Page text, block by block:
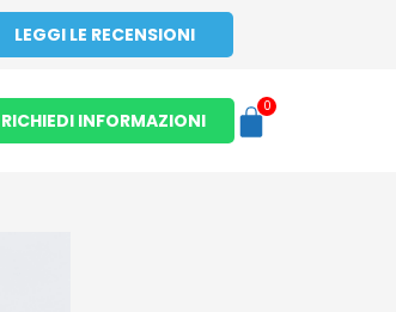
LEGGI LE RECENSIONI
RICHIEDI INFORMAZIONI
0